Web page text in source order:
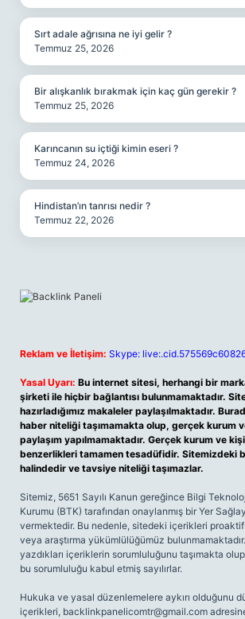
Sırt adale ağrısına ne iyi gelir ?
Temmuz 25, 2026
Bir alışkanlık bırakmak için kaç gün gerekir ?
Temmuz 25, 2026
Karıncanın su içtiği kimin eseri ?
Temmuz 24, 2026
Hindistan’ın tanrısı nedir ?
Temmuz 22, 2026
Reklam ve İletişim: Skype:
Yasal Uyarı: Bu internet sitesi, herhangi bir
şirketi ile hiçbir bağlantısı bulunmamaktadır.
hazırladığımız makaleler paylaşılmaktadır.
haber niteliği taşımamakta olup, gerçek kurum
paylaşım yapılmamaktadır. Gerçek kurum ve
benzerlikleri tamamen tesadüfidir. Sitemizdeki
halindedir ve tavsiye niteliği taşımazlar.
Sitemiz, 5651 Sayılı Kanun gereğince Bilgi
Kurumu (BTK) tarafından onaylanmış bir Yer
vermektedir. Bu nedenle, sitedeki içerikleri
veya araştırma yükümlülüğümüz
yazdıkları içeriklerin sorumluluğunu taşımakta
bu sorumluluğu kabul etmiş sayılırlar.
Hukuka ve yasal düzenlemelere aykırı olduğunu
içerikleri, backlinkpanelicomtr@gmail.com